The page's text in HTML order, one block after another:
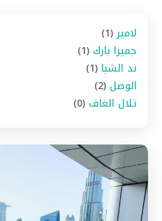
لامير(1)
جميرا بارك (1)
ند الشبا (1)
الوصل (2)
تلال الغاف (0)